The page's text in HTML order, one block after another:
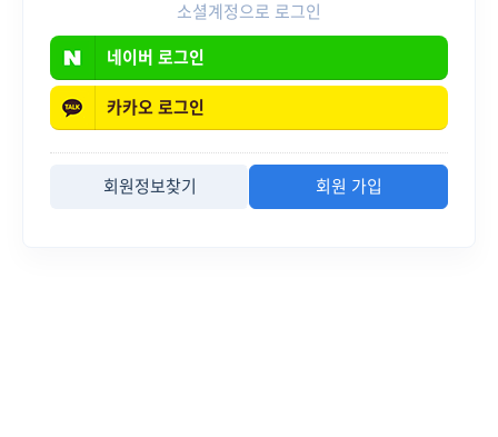
소셜계정으로 로그인
네이버 로그인
카카오 로그인
회원정보찾기 회원 가입